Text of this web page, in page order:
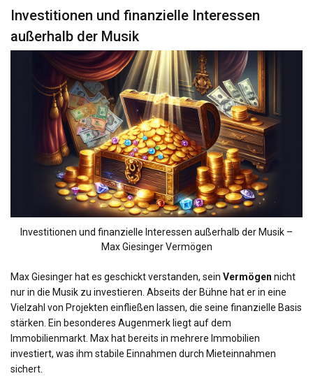
Investitionen und finanzielle Interessen
außerhalb der Musik
Investitionen und finanzielle Interessen außerhalb der Musik –
Max Giesinger Vermögen
Max Giesinger hat es geschickt verstanden, sein Vermögen nicht
nur in die Musik zu investieren. Abseits der Bühne hat er in eine
Vielzahl von Projekten einfließen lassen, die seine finanzielle Basis
stärken. Ein besonderes Augenmerk liegt auf dem
Immobilienmarkt. Max hat bereits in mehrere Immobilien
investiert, was ihm stabile Einnahmen durch Mieteinnahmen
sichert.